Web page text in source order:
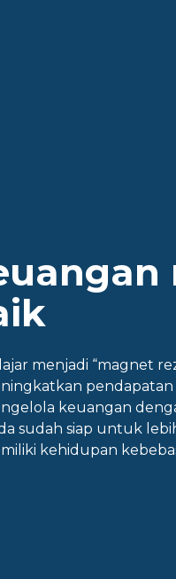
menjadi “magnet
keuangan
sudah siap untuk
kehidupan